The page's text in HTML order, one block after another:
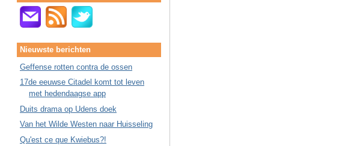
Nieuwste berichten
Geffense rotten contra de ossen
17de eeuwse Citadel komt tot leven
met hedendaagse app
Duits drama op Udens doek
Van het Wilde Westen naar Huisseling
Qu'est ce que Kwiebus?!